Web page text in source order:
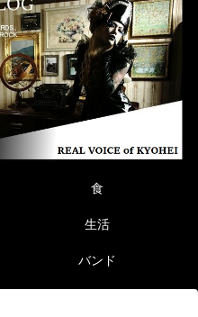
食
生活
バンド